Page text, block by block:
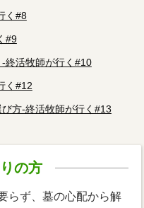
く#8
#9
終活牧師が行く#10
く#12
方-終活牧師が行く#13
の方
らず、墓の心配から解